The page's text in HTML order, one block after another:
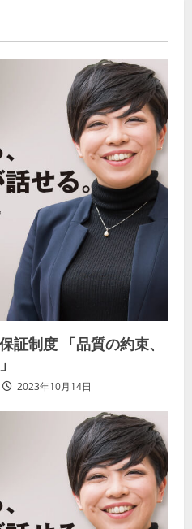
証制度 「品質の約束、
2023年10月14日